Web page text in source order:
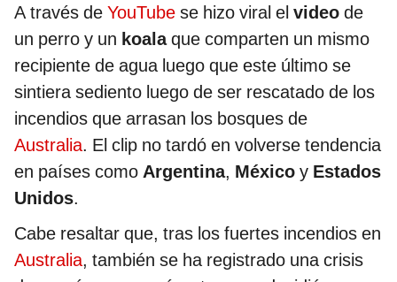
A través de YouTube se hizo viral el video de
un perro y un koalaque comparten un mismo
recipiente de agua luego que este último se
sintiera sediento luego de ser rescatado de los
incendios que arrasan los bosques de
Australia. El clip no tardó en volverse tendencia
en países como Argentina, México y Estados
Unidos.
Cabe resaltar que, tras los fuertes incendios en
Australia, también se ha registrado una crisis